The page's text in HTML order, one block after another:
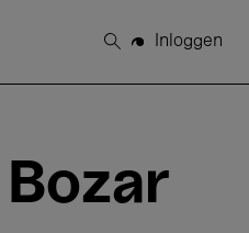
Zoeken
Inloggen
Bozar